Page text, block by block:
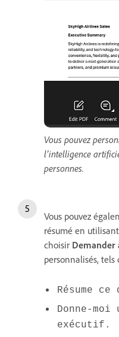
Vous pouvez
l’intelligence
personnes.
Vous pouvez
résumé en
choisir Demander
personnalisés, tels
Résume
Donne-moi
exécutif.